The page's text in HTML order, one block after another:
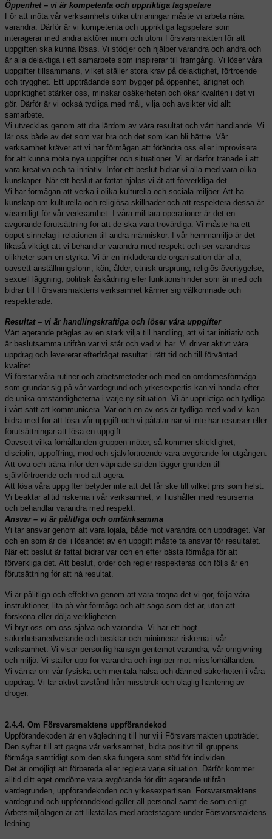
Öppenhet – vi är kompetenta och uppriktiga lagspelare
För att möta vår verksamhets olika utmaningar måste vi arbeta nära
varandra. Därför är vi kompetenta och uppriktiga lagspelare som
interagerar med andra aktörer inom och utom Försvarsmakten för att
uppgiften ska kunna lösas. Vi stödjer och hjälper varandra och andra och
är alla delaktiga i ett samarbete som inspirerar till framgång. Vi löser våra
uppgifter tillsammans, vilket ställer stora krav på delaktighet, förtroende
och trygghet. Ett uppträdande som bygger på öppenhet, ärlighet och
uppriktighet stärker oss, minskar osäkerheten och ökar kvalitén i det vi
gör. Därför är vi också tydliga med mål, vilja och avsikter vid allt
samarbete.
Vi utvecklas genom att dra lärdom av våra resultat och vårt handlande. Vi
lär oss både av det som var bra och det som kan bli bättre. Vår
verksamhet kräver att vi har förmågan att förändra oss eller improvisera
för att kunna möta nya uppgifter och situationer. Vi är därför tränade i att
vara kreativa och ta initiativ. Inför ett beslut bidrar vi alla med våra olika
kunskaper. När ett beslut är fattat hjälps vi åt att förverkliga det.
Vi har förmågan att verka i olika kulturella och sociala miljöer. Att ha
kunskap om kulturella och religiösa skillnader och att respektera dessa är
väsentligt för vår verksamhet. I våra militära operationer är det en
avgörande förutsättning för att de ska vara trovärdiga. Vi måste ha ett
öppet sinnelag i relationen till andra människor. I vår hemmamiljö är det
likaså viktigt att vi behandlar varandra med respekt och ser varandras
olikheter som en styrka. Vi är en inkluderande organisation där alla,
oavsett anställningsform, kön, ålder, etnisk ursprung, religiös övertygelse,
sexuell läggning, politisk åskådning eller funktionshinder som är med och
bidrar till Försvarsmaktens verksamhet känner sig välkomnade och
respekterade.
Resultat – vi är handlingskraftiga och löser våra uppgifter
Vårt agerande präglas av en stark vilja till handling, att vi tar initiativ och
är beslutsamma utifrån var vi står och vad vi har. Vi driver aktivt våra
uppdrag och levererar efterfrågat resultat i rätt tid och till förväntad
kvalitet.
Vi förstår våra rutiner och arbetsmetoder och med en omdömesförmåga
som grundar sig på vår värdegrund och yrkesexpertis kan vi handla efter
de unika omständigheterna i varje ny situation. Vi är uppriktiga och tydliga
i vårt sätt att kommunicera. Var och en av oss är tydliga med vad vi kan
bidra med för att lösa vår uppgift och vi påtalar när vi inte har resurser eller
förutsättningar att lösa en uppgift.
Oavsett vilka förhållanden gruppen möter, så kommer skicklighet,
disciplin, uppoffring, mod och självförtroende vara avgörande för utgången.
Att öva och träna inför den väpnade striden lägger grunden till
självförtroende och mod att agera.
Att lösa våra uppgifter betyder inte att det får ske till vilket pris som helst.
Vi beaktar alltid riskerna i vår verksamhet, vi hushåller med resurserna
och behandlar varandra med respekt.
Ansvar – vi är pålitliga och omtänksamma
Vi tar ansvar genom att vara lojala, både mot varandra och uppdraget. Var
och en som är del i lösandet av en uppgift måste ta ansvar för resultatet.
När ett beslut är fattat bidrar var och en efter bästa förmåga för att
förverkliga det. Att beslut, order och regler respekteras och följs är en
förutsättning för att nå resultat.
Vi är pålitliga och effektiva genom att vara trogna det vi gör, följa våra
instruktioner, lita på vår förmåga och att säga som det är, utan att
försköna eller dölja verkligheten.
Vi bryr oss om oss själva och varandra. Vi har ett högt
säkerhetsmedvetande och beaktar och minimerar riskerna i vår
verksamhet. Vi visar personlig hänsyn gentemot varandra, vår omgivning
och miljö. Vi ställer upp för varandra och ingriper mot missförhållanden.
Vi värnar om vår fysiska och mentala hälsa och därmed säkerheten i våra
uppdrag. Vi tar aktivt avstånd från missbruk och olaglig hantering av
droger.
2.4.4. Om Försvarsmaktens uppförandekod
Uppförandekoden är en vägledning till hur vi i Försvarsmakten uppträder.
Den syftar till att gagna vår verksamhet, bidra positivt till gruppens
förmåga samtidigt som den ska fungera som stöd för individen.
Det är omöjligt att förbereda eller reglera varje situation. Därför kommer
alltid ditt eget omdöme vara avgörande för ditt agerande utifrån
värdegrunden, uppförandekoden och yrkesexpertisen. Försvarsmaktens
värdegrund och uppförandekod gäller all personal samt de som enligt
Arbetsmiljölagen är att likställas med arbetstagare under Försvarsmaktens
ledning.